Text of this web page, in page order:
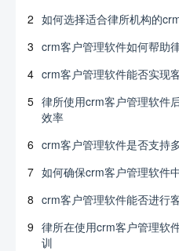
2 如何选择适合律所机构的
3 crm客户管理软件如何帮助
4 crm客户管理软件能否实现
5 律所使用crm客户管理软件
效率
6 crm客户管理软件是否支持
7 如何确保crm客户管理软件
8 crm客户管理软件能否进行
9 律所在使用crm客户管理软
训